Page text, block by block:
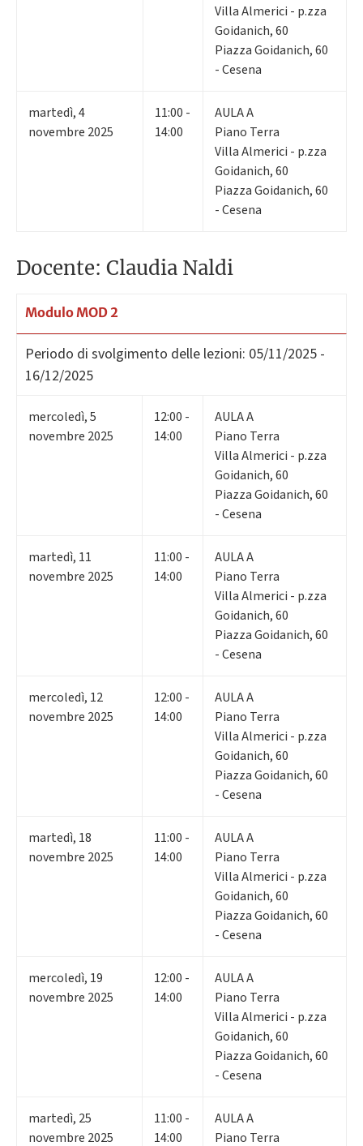
Villa Almerici - p.zza
Goidanich, 60
Piazza Goidanich, 60
- Cesena
martedì,4
novembre 2025
11:00 -
14:00
AULA A
Piano Terra
Villa Almerici - p.zza
Goidanich, 60
Piazza Goidanich, 60
- Cesena
Docente: Claudia Naldi
Modulo MOD 2
Periodo di svolgimento delle lezioni: 05/11/2025 -
16/12/2025
mercoledì,5
novembre 2025
12:00 -
14:00
AULA A
Piano Terra
Villa Almerici - p.zza
Goidanich, 60
Piazza Goidanich, 60
- Cesena
martedì, 11
novembre 2025
11:00 -
14:00
AULA A
Piano Terra
Villa Almerici - p.zza
Goidanich, 60
Piazza Goidanich, 60
- Cesena
mercoledì, 12
novembre 2025
12:00 -
14:00
AULA A
Piano Terra
Villa Almerici - p.zza
Goidanich, 60
Piazza Goidanich, 60
- Cesena
martedì, 18
novembre 2025
11:00 -
14:00
AULA A
Piano Terra
Villa Almerici - p.zza
Goidanich, 60
Piazza Goidanich, 60
- Cesena
mercoledì, 19
novembre 2025
12:00 -
14:00
AULA A
Piano Terra
Villa Almerici - p.zza
Goidanich, 60
Piazza Goidanich, 60
- Cesena
martedì, 25
novembre 2025
11:00 -
14:00
AULA A
Piano Terra